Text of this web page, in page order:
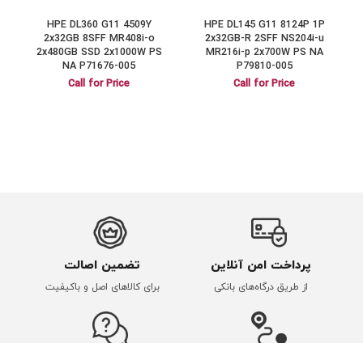
HPE DL145 G11 8124P 1P
2x32GB-R 2SFF NS204i-u
MR216i-p 2x700W PS NA
P79810-005
Call for Price
HPE DL360 G11 4509Y
2x32GB 8SFF MR408i-o
2x480GB SSD 2x1000W PS
NA P71676-005
Call for Price
پرداخت امن آنلاین
از طریق درگاه‌های بانکی
تضمین اصالت
برای کالاهای اصل و باکیفیت